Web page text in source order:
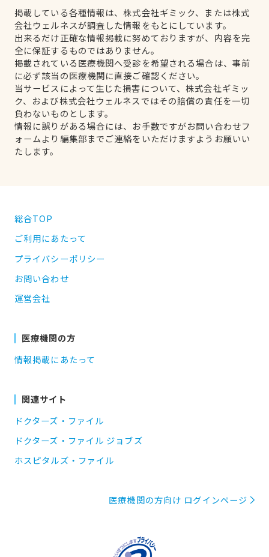
掲載している各種情報は、株式会社ギミック、または株式
会社ウェルネスが調査した情報をもとにしています。
出来るだけ正確な情報掲載に努めておりますが、内容を完
全に保証するものではありません。
掲載されている医療機関へ受診を希望される場合は、事前
に必ず該当の医療機関に直接ご確認ください。
当サービスによって生じた損害について、株式会社ギミッ
ク、および株式会社ウェルネスではその賠償の責任を一切
負わないものとします。
情報に誤りがある場合には、お手数ですがお問い合わせフ
ォームより編集部までご連絡をいただけますようお願いい
たします。
総合TOP
ご利用にあたって
プライバシーポリシー
お問い合わせ
運営会社
医療機関の方
情報掲載にあたって
関連サイト
ドクターズ・ファイル
ドクターズ・ファイル ジョブズ
ホスピタルズ・ファイル
医療機関の方向け ログインページ